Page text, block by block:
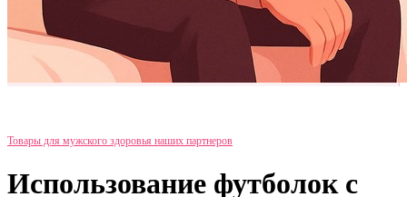
Товары для мужского здоровья наших партнеров
Использование футболок с